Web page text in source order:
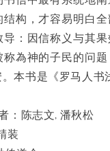
构，才容易明白
：因信称义与其
為神的子民的问
本书是《罗马人书
：陈志文, 潘秋松
装